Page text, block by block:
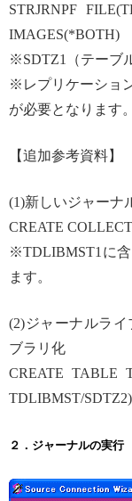
STRJRNPF
IMAGES(*BOTH)
※SDTZ1（テーブ
※レプリケーショ
が必要となります。
【追加参考資料】
(1)新しいジャーナ
CREATE
※TDLIBMST1に
ます。
(2)ジャーナルラ
ブラリ化
CREATE TABLE
TDLIBMST/
２．ジャーナルの実行